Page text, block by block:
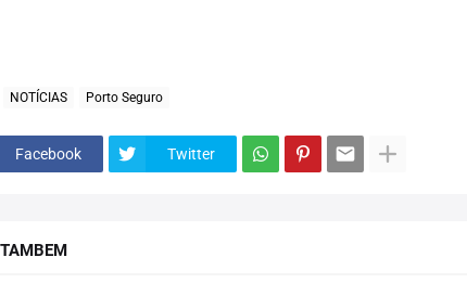
NOTÍCIAS Porto Seguro
Facebook Twitter